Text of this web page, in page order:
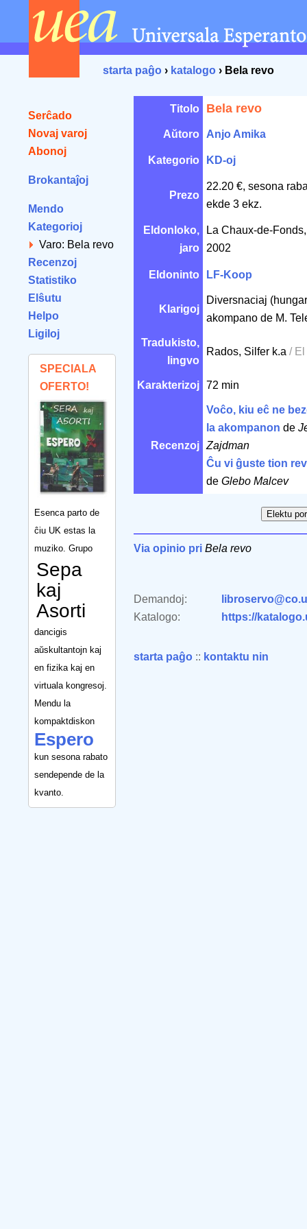
starta paĝo › katalogo › Bela revo
Serĉado
Novaj varoj
Abonoj
Brokantaĵoj
Mendo
Kategorioj
Varo: Bela revo
Recenzoj
Statistiko
Elŝutu
Helpo
Ligiloj
SPECIALA
OFERTO!
Esenca parto de
ĉiu UK estas la
muziko. Grupo
Sepa
kaj
Asorti
dancigis
aŭskultantojn kaj
en fizika kaj en
virtuala kongresoj.
Mendu la
kompaktdiskon
Espero
kun sesona rabato
sendepende de la
kvanto.
Titolo Bela revo
Aŭtoro Anjo Amika
Kategorio KD-oj
Prezo
22.20 €, sesona
ekde 3 ekz.
Eldonloko,
jaro
La Chaux-de-Fonds,
2002
Eldoninto LF-Koop
Klarigoj
Diversnaciaj
akompano de M.
Tradukisto,
lingvo
Rados, Silfer k.a /
Karakterizoj 72 min
Recenzoj
Voĉo, kiu eĉ ne
la akompanon de
Zajdman
Ĉu vi ĝuste tion
de Glebo Malcev
Via opinio pri Bela revo
Demandoj:
Katalogo:
https://
starta paĝo :: kontaktu nin